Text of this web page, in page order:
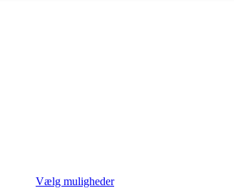
Vælg mulighederDette